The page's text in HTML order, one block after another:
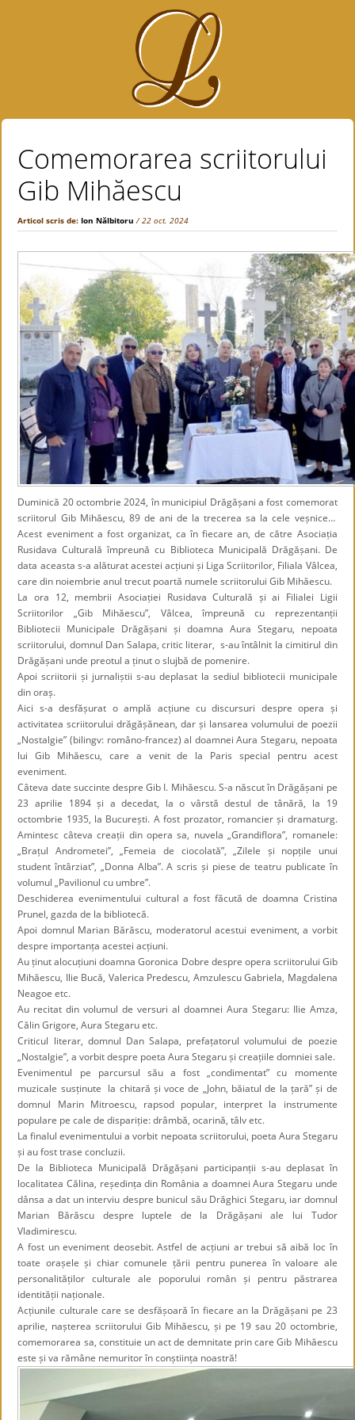
Comemorarea scriitorului
Gib Mihăescu
Articol scris de:Ion Nălbitoru / 22 oct. 2024
Duminică 20 octombrie 2024, în municipiul Drăgășani a fost comemorat
scriitorul Gib Mihăescu, 89 de ani de la trecerea sa la cele veșnice…
Acest eveniment a fost organizat, ca în fiecare an, de către Asociația
Rusidava Culturală împreună cu Biblioteca Municipală Drăgășani. De
data aceasta s-a alăturat acestei acțiuni și Liga Scriitorilor, Filiala Vâlcea,
care din noiembrie anul trecut poartă numele scriitorului Gib Mihăescu.
La ora 12, membrii Asociației Rusidava Culturală și ai Filialei Ligii
Scriitorilor „Gib Mihăescu”, Vâlcea, împreună cu reprezentanții
Bibliotecii Municipale Drăgășani și doamna Aura Stegaru, nepoata
scriitorului, domnul Dan Salapa, critic literar, s-au întâlnit la cimitirul din
Drăgășani unde preotul a ținut o slujbă de pomenire.
Apoi scriitorii și jurnaliștii s-au deplasat la sediul bibliotecii municipale
din oraș.
Aici s-a desfășurat o amplă acțiune cu discursuri despre opera și
activitatea scriitorului drăgășănean, dar și lansarea volumului de poezii
„Nostalgie” (bilingv: româno-francez) al doamnei Aura Stegaru, nepoata
lui Gib Mihăescu, care a venit de la Paris special pentru acest
eveniment.
Câteva date succinte despre Gib I. Mihăescu. S-a născut în Drăgășani pe
23 aprilie 1894 și a decedat, la o vârstă destul de tânără, la 19
octombrie 1935, la București. A fost prozator, romancier și dramaturg.
Amintesc câteva creații din opera sa, nuvela „Grandiflora”, romanele:
„Brațul Andrometei”, „Femeia de ciocolată”, „Zilele și nopțile unui
student întârziat”, „Donna Alba”. A scris și piese de teatru publicate în
volumul „Pavilionul cu umbre”.
Deschiderea evenimentului cultural a fost făcută de doamna Cristina
Prunel, gazda de la bibliotecă.
Apoi domnul Marian Bărăscu, moderatorul acestui eveniment, a vorbit
despre importanța acestei acțiuni.
Au ținut alocuțiuni doamna Goronica Dobre despre opera scriitorului Gib
Mihăescu, Ilie Bucă, Valerica Predescu, Amzulescu Gabriela, Magdalena
Neagoe etc.
Au recitat din volumul de versuri al doamnei Aura Stegaru: Ilie Amza,
Călin Grigore, Aura Stegaru etc.
Criticul literar, domnul Dan Salapa, prefațatorul volumului de poezie
„Nostalgie”, a vorbit despre poeta Aura Stegaru și creațiile domniei sale.
Evenimentul pe parcursul său a fost „condimentat” cu momente
muzicale susținute la chitară și voce de „John, băiatul de la țară” și de
domnul Marin Mitroescu, rapsod popular, interpret la instrumente
populare pe cale de dispariție: drâmbă, ocarină, tâlv etc.
La finalul evenimentului a vorbit nepoata scriitorului, poeta Aura Stegaru
și au fost trase concluzii.
De la Biblioteca Municipală Drăgășani participanții s-au deplasat în
localitatea Călina, reședința din România a doamnei Aura Stegaru unde
dânsa a dat un interviu despre bunicul său Drăghici Stegaru, iar domnul
Marian Bărăscu despre luptele de la Drăgășani ale lui Tudor
Vladimirescu.
A fost un eveniment deosebit. Astfel de acțiuni ar trebui să aibă loc în
toate orașele și chiar comunele țării pentru punerea în valoare ale
personalităților culturale ale poporului român și pentru păstrarea
identității naționale.
Acțiunile culturale care se desfășoară în fiecare an la Drăgășani pe 23
aprilie, nașterea scriitorului Gib Mihăescu, și pe 19 sau 20 octombrie,
comemorarea sa, constituie un act de demnitate prin care Gib Mihăescu
este și va rămâne nemuritor în conștiința noastră!